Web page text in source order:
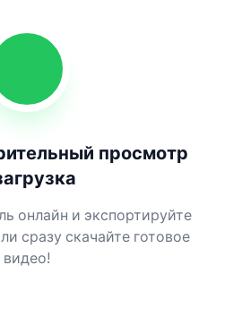
просмотр
онлайн и экспортируйте
сразу скачайте готовое
видео!